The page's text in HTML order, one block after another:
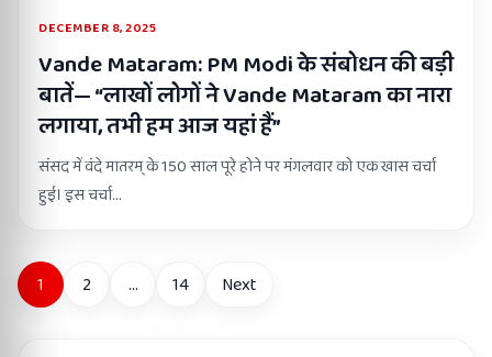
DECEMBER 8, 2025
Vande Mataram: PM Modi के संबोधन की बड़ी
बातें— “लाखों लोगों ने Vande Mataram का नारा
लगाया, तभी हम आज यहां हैं”
संसद में वंदे मातरम् के 150 साल पूरे होने पर मंगलवार को एक खास चर्चा
हुई। इस चर्चा…
Posts
1 2 … 14 Next